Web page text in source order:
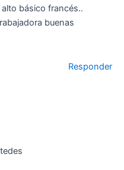
básico francés..
buenas
Responder